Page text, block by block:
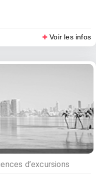
Voir les infos
d’excursions